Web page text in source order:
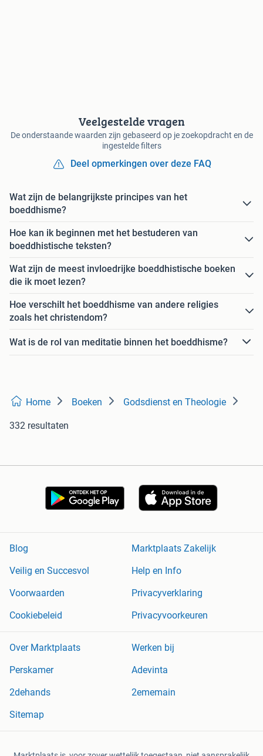
Veelgestelde vragen
De onderstaande waarden zijn gebaseerd op je zoekopdracht en de
ingestelde filters
Deel opmerkingen over deze FAQ
Wat zijn de belangrijkste principes van het
boeddhisme?
Hoe kan ik beginnen met het bestuderen van
boeddhistische teksten?
Wat zijn de meest invloedrijke boeddhistische boeken
die ik moet lezen?
Hoe verschilt het boeddhisme van andere religies
zoals het christendom?
Wat is de rol van meditatie binnen het boeddhisme?
Home Boeken Godsdienst en Theologie
332 resultaten
Blog
Marktplaats Zakelijk
Veilig en Succesvol
Help en Info
Voorwaarden
Privacyverklaring
Cookiebeleid
Privacyvoorkeuren
Over Marktplaats
Werken bij
Perskamer
Adevinta
2dehands
2ememain
Sitemap